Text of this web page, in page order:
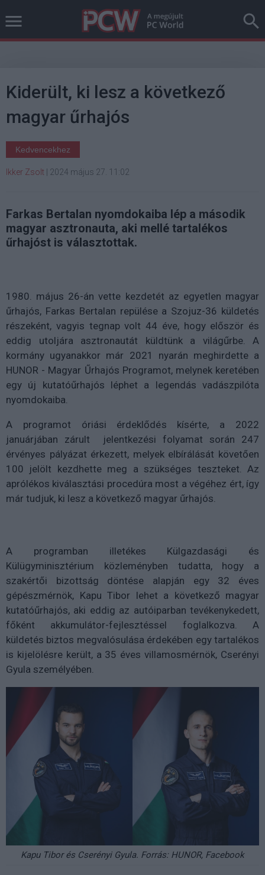
Kiderült, ki lesz a következő
magyar űrhajós
Kedvencekhez
Ikker Zsolt 2024 május 27. 11:02
Farkas Bertalan nyomdokaiba lép a második
magyar asztronauta, aki mellé tartalékos
űrhajóst is választottak.
1980. május 26-án vette kezdetét az egyetlen magyar
űrhajós, Farkas Bertalan repülése a Szojuz-36 küldetés
részeként, vagyis tegnap volt 44 éve, hogy először és
eddig utoljára asztronautát küldtünk a világűrbe. A
kormány ugyanakkor már 2021 nyarán meghirdette a
HUNOR - Magyar Űrhajós Programot, melynek keretében
egy új kutatóűrhajós léphet a legendás vadászpilóta
nyomdokaiba.
A programot óriási érdeklődés kísérte, a 2022
januárjában zárult jelentkezési folyamat során 247
érvényes pályázat érkezett, melyek elbírálását követően
100 jelölt kezdhette meg a szükséges teszteket. Az
aprólékos kiválasztási procedúra most a végéhez ért, így
már tudjuk, ki lesz a következő magyar űrhajós.
A programban illetékes Külgazdasági és
Külügyminisztérium közleményben tudatta, hogy a
szakértői bizottság döntése alapján egy 32 éves
gépészmérnök, Kapu Tibor lehet a következő magyar
kutatóűrhajós, aki eddig az autóiparban tevékenykedett,
főként akkumulátor-fejlesztéssel foglalkozva. A
küldetés biztos megvalósulása érdekében egy tartalékos
is kijelölésre került, a 35 éves villamosmérnök, Cserényi
Gyula személyében.
Kapu Tibor és Cserényi Gyula. Forrás: HUNOR, Facebook